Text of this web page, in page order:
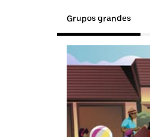
Grupos grandes